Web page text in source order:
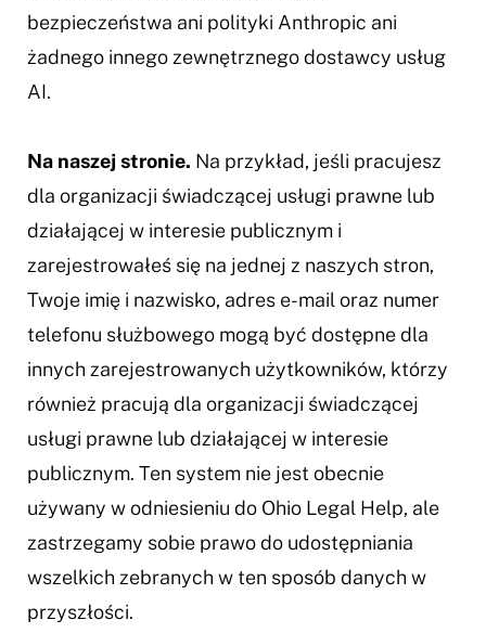
bezpieczeństwa ani polityki Anthropic ani
żadnego innego zewnętrznego dostawcy usług
AI.
Na naszej stronie. Na przykład, jeśli pracujesz
dla organizacji świadczącej usługi prawne lub
działającej w interesie publicznym i
zarejestrowałeś się na jednej z naszych stron,
Twoje imię i nazwisko, adres e-mail oraz numer
telefonu służbowego mogą być dostępne dla
innych zarejestrowanych użytkowników, którzy
również pracują dla organizacji świadczącej
usługi prawne lub działającej w interesie
publicznym. Ten system nie jest obecnie
używany w odniesieniu do Ohio Legal Help, ale
zastrzegamy sobie prawo do udostępniania
wszelkich zebranych w ten sposób danych w
przyszłości.